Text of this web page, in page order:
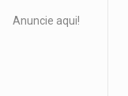
Anuncie aqui!